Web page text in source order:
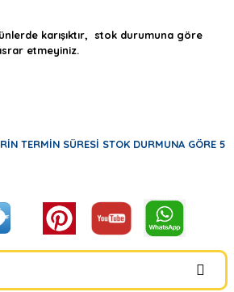
karışıktır, stok durumuna göre
etmeyiniz.
TERMİN SÜRESİ STOK DURMUNA GÖRE 5